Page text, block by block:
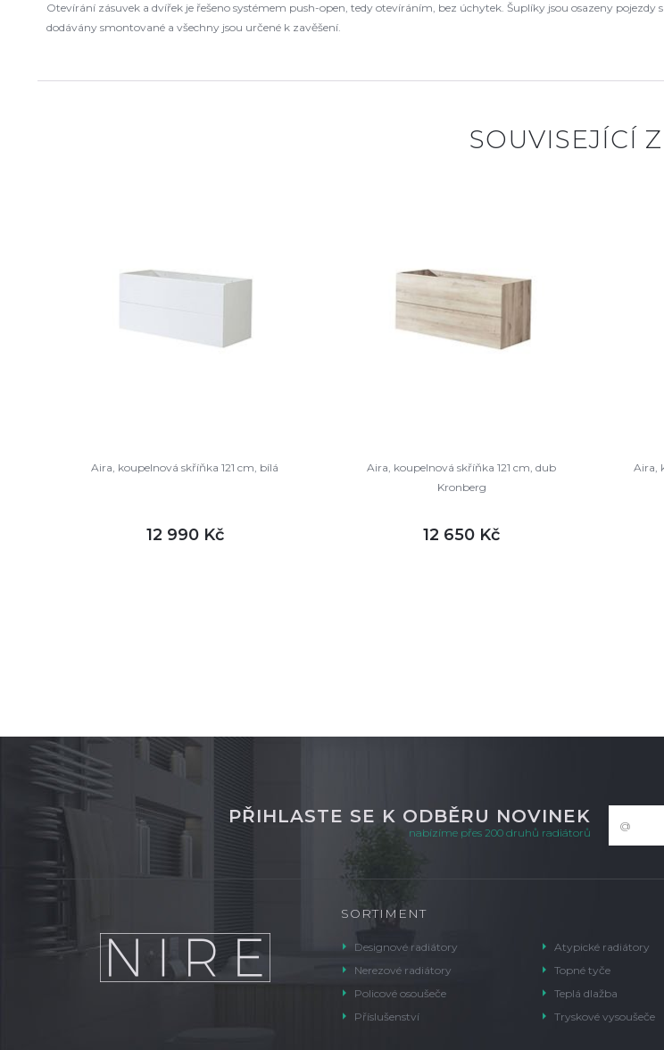
Otevírání zásuvek a dvířek je řešeno systémem push-open, tedy otevíráním, bez úchytek. Šuplíky jsou osazeny
dodávány smontované a všechny jsou určené k zavěšení.
SOUVISEJÍCÍ
Aira, koupelnová skříňka 121 cm, bílá
12 990 Kč
Aira, koupelnová skříňka 121 cm, dub
Kronberg
12 650 Kč
Aira,
PŘIHLASTE SE K ODBĚRU NOVINEK
nabízíme přes 200 druhů radiátorů
SORTIMENT
Designové radiátory
Nerezové radiátory
Policové osoušeče
Příslušenství
Atypické radiátory
Topné tyče
Teplá dlažba
Tryskové vysoušeče